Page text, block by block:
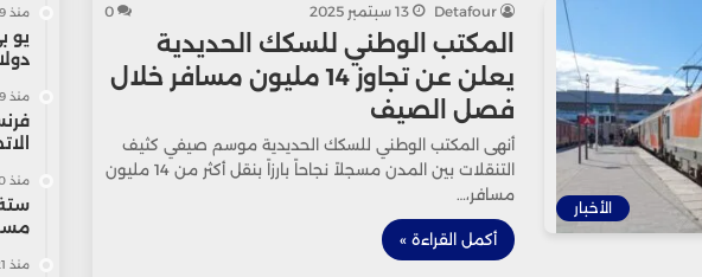
الأخبار
Detafour 13 سبتمبر 2025 0
المكتب الوطني للسكك الحديدية
يعلن عن تجاوز 14 مليون مسافر خلال
فصل الصيف
أنهى المكتب الوطني للسكك الحديدية موسم صيفي كثيف
التنقلات بين المدن مسجلاً نجاحاً بارزاً بنقل أكثر من 14 مليون
مسافر،…
أكمل القراءة »
منذ 19 ساعة
منذ 19 ساعة
منذ 20 ساعة
منذ 21 ساعة